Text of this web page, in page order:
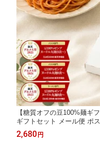
【糖質オフの豆100%麺ギ
ギフトセット メール便 ポ
麦粉不使用 2026 お中元 夏
祝い お返し プチギフト 楽
2,680円